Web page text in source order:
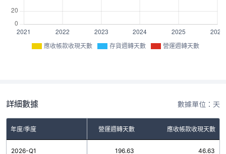
應收帳款收現天數 存貨週轉天數 營運週轉天數
詳細數據 數據單位：天
年度/季度
存貨週轉天數 營運週轉天數 應收帳款收現天數
2026-Q1150.00 196.63 46.63